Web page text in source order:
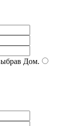
Дом.